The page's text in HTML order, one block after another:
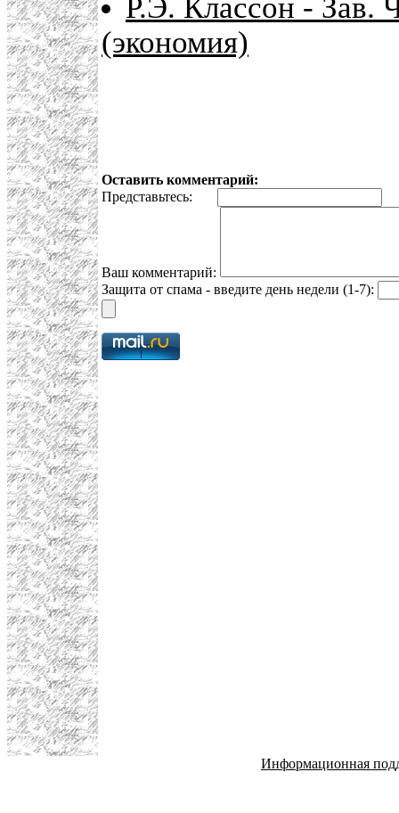
Р.Э. Классон - Зав.
(экономия)
Оставить комментарий:
Представьтесь:
Ваш комментарий:
Защита от спама - введите день недели (1-7):
Информационная